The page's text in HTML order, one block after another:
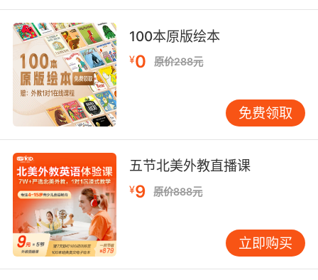
三、长期发展视角：发音标准与交际能力的辩证
纵向跟踪VIPKID学员至青春期发现，早期接受系
统音标训练者在标准化考试中优势明显，但其口
语自然度评分较对照组低8.3分。这种现象印证了
应用语言学界的"天花板效应"理论——音标精准
度与表达流畅度存在边际递减关系。更值得关注
关，能准确标注音标的学员在词汇自学效率上高
出39%。
跨文化交际研究揭示潜在风险：过度追求音标标
准可能导致"发音洁癖"。剑桥大学的语言社会学
调查显示，中国青少年在与母语者交流时，因担
心发音错误而产生的沟通焦虑指数是欧美同龄人
100本原版绘本
¥0 原价288元
免费领取
五节北美外教直播课
¥9 原价888元
立即购买